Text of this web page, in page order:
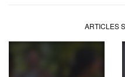
ARTICLES